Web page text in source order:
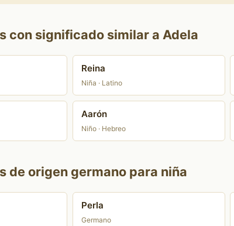
con significado similar a Adela
Reina
Niña · Latino
Aarón
Niño · Hebreo
de origen germano para niña
Perla
Germano